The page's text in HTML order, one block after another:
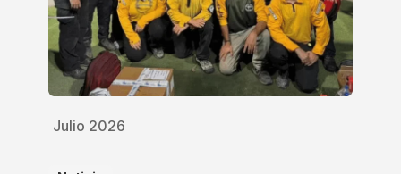
Julio 2026